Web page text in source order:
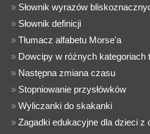
» Słownik wyrazów
» Słownik definicji
»Tłumacz alfabetu Morse'a
» Dowcipy w różnych kategoriach
» Następna zmiana czasu
» Stopniowanie przysłówków
»Wyliczanki do skakanki
»Zagadki edukacyjne dla dzieci z